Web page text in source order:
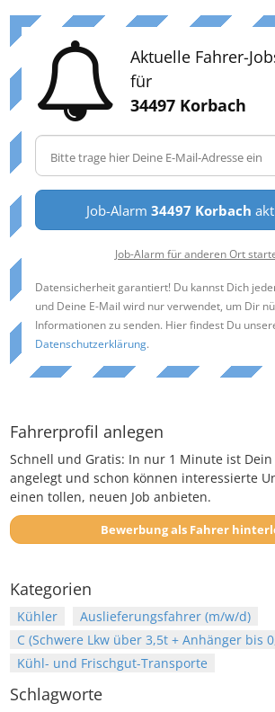
Aktuelle Fahrer-
für
34497 Korbach
Job-Alarm 34497 Korbach
Job-Alarm für anderen Ort
Datensicherheit garantiert! Du kannst Dich
und Deine E-Mail wird nur verwendet, um Dir
Informationen zu senden. Hier findest Du
Datenschutzerklärung.
Fahrerprofil anlegen
Schnell und Gratis: In nur 1 Minute ist
angelegt und schon können interessierte
einen tollen, neuen Job anbieten.
Bewerbung als Fahrer
Kategorien
Kühler
Auslieferungsfahrer (m/w/d)
C (Schwere Lkw über 3,5t + Anhänger bis
Kühl- und Frischgut-Transporte
Schlagworte